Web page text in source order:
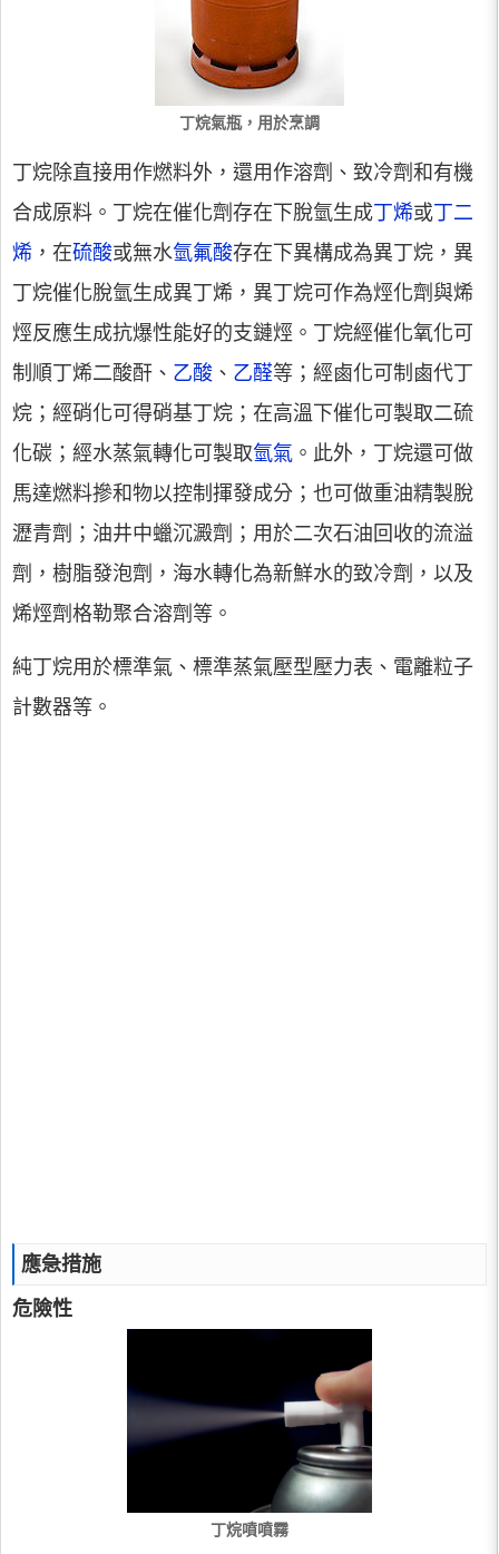
丁烷氣瓶，用於烹調
丁烷除直接用作燃料外，還用作溶劑、致冷劑和有機
合成原料。丁烷在催化劑存在下脫氫生成丁烯或丁二
烯 ，在硫酸或無水氫氟酸存在下異構成為異丁烷，異
丁烷催化脫氫生成異丁烯，異丁烷可作為烴化劑與烯
烴反應生成抗爆性能好的支鏈烴。丁烷經催化氧化可
制順丁烯二酸酐、 乙酸 、 乙醛等；經鹵化可制鹵代丁
烷；經硝化可得硝基丁烷；在高溫下催化可製取二硫
化碳；經水蒸氣轉化可製取氫氣 。此外，丁烷還可做
馬達燃料摻和物以控制揮發成分；也可做重油精製脫
瀝青劑；油井中蠟沉澱劑；用於二次石油回收的流溢
劑，樹脂發泡劑，海水轉化為新鮮水的致冷劑，以及
烯烴劑格勒聚合溶劑等。
純丁烷用於標準氣、標準蒸氣壓型壓力表、電離粒子
計數器等。
應急措施
危險性
丁烷噴噴霧